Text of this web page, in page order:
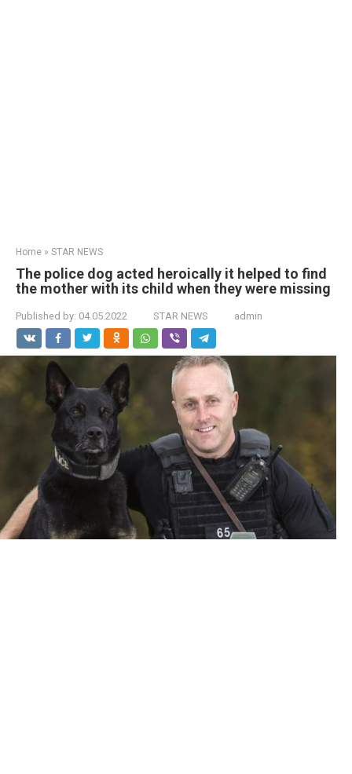
Home » STAR NEWS
The police dog acted heroically it helped to find
the mother with its child when they were missing
Published by: 04.05.2022 STAR NEWS admin